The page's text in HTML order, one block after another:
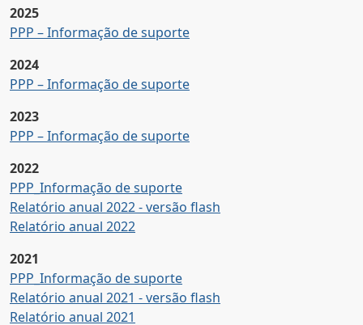
2025
PPP – Informação de suporte
2024
PPP – Informação de suporte
2023
PPP – Informação de suporte
2022
PPP_Informação de suporte
Relatório anual 2022 - versão flash
Relatório anual 2022
2021
PPP_Informação de suporte
Relatório anual 2021 - versão flash
Relatório anual 2021